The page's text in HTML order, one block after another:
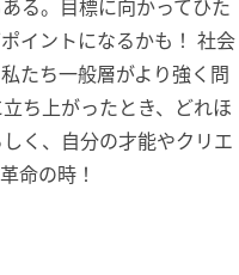
る。目標に向かってひた
イントになるかも！ 社会
たち一般層がより強く問
ち上がったとき、どれほ
く、自分の才能やクリエ
命の時！